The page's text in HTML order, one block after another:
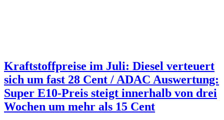
Kraftstoffpreise im Juli: Diesel verteuert
sich um fast 28 Cent / ADAC Auswertung:
Super E10-Preis steigt innerhalb von drei
Wochen um mehr als 15 Cent